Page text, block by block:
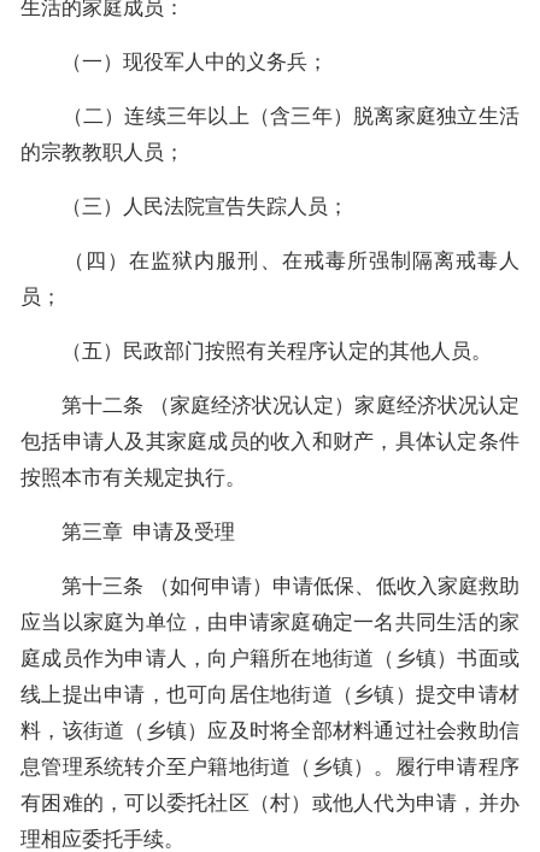
生活的家庭成员：
（一）现役军人中的义务兵；
（二）连续三年以上（含三年）脱离家庭独立生活
的宗教教职人员；
（三）人民法院宣告失踪人员；
（四）在监狱内服刑、在戒毒所强制隔离戒毒人
员；
（五）民政部门按照有关程序认定的其他人员。
第十二条 （家庭经济状况认定）家庭经济状况认定
包括申请人及其家庭成员的收入和财产，具体认定条件
按照本市有关规定执行。
第三章 申请及受理
第十三条 （如何申请）申请低保、低收入家庭救助
应当以家庭为单位，由申请家庭确定一名共同生活的家
庭成员作为申请人，向户籍所在地街道（乡镇）书面或
线上提出申请，也可向居住地街道（乡镇）提交申请材
料，该街道（乡镇）应及时将全部材料通过社会救助信
息管理系统转介至户籍地街道（乡镇）。履行申请程序
有困难的，可以委托社区（村）或他人代为申请，并办
理相应委托手续。